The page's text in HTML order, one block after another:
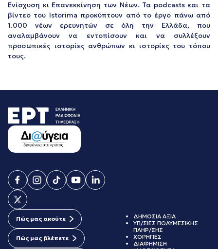
Ενίσχυση κι Επανεκκίνηση των Νέων. Τα podcasts και τα
βίντεο του Istorima προκύπτουν από το έργο πάνω από
1.000 νέων ερευνητών σε όλη την Ελλάδα, που
αναλαμβάνουν να εντοπίσουν και να συλλέξουν
προσωπικές ιστορίες ανθρώπων κι ιστορίες του τόπου
τους.
Πώς μας ακούτε
Πώς μας βλέπετε
ΔΗΜΟΣΙΑ ΑΞΙΑ
ΥΠ/ΣΙΕΣ ΠΟΛΥΜΕΣΙΚΗΣ
ΠΛΗΡ/ΣΗΣ
ΧΟΡΗΓΙΕΣ
ΔΙΑΦΗΜΙΣΗ